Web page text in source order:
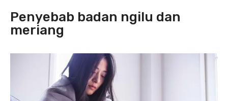
Penyebab badan ngilu dan
meriang